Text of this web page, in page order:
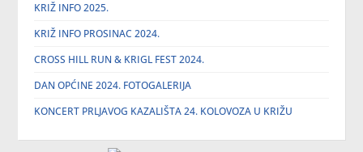
KRIŽ INFO 2025.
KRIŽ INFO PROSINAC 2024.
CROSS HILL RUN & KRIGL FEST 2024.
DAN OPĆINE 2024. FOTOGALERIJA
KONCERT PRLJAVOG KAZALIŠTA 24. KOLOVOZA U KRIŽU